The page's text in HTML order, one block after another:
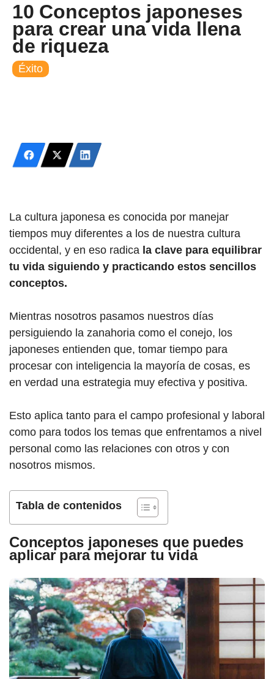
10 Conceptos japoneses
para crear una vida llena
de riqueza
Éxito
La cultura japonesa es conocida por manejar
tiempos muy diferentes a los de nuestra cultura
occidental, y en eso radica la clave para equilibrar
tu vida siguiendo y practicando estos sencillos
conceptos.
Mientras nosotros pasamos nuestros días
persiguiendo la zanahoria como el conejo, los
japoneses entienden que, tomar tiempo para
procesar con inteligencia la mayoría de cosas, es
en verdad una estrategia muy efectiva y positiva.
Esto aplica tanto para el campo profesional y laboral
como para todos los temas que enfrentamos a nivel
personal como las relaciones con otros y con
nosotros mismos.
Tabla de contenidos
Conceptos japoneses que puedes
aplicar para mejorar tu vida